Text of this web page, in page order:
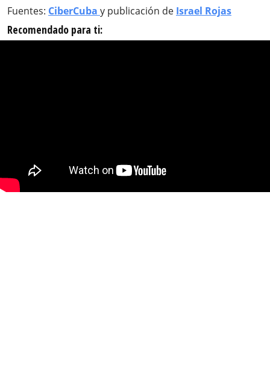
Fuentes: CiberCuba y publicación de Israel Rojas
Recomendado para ti: